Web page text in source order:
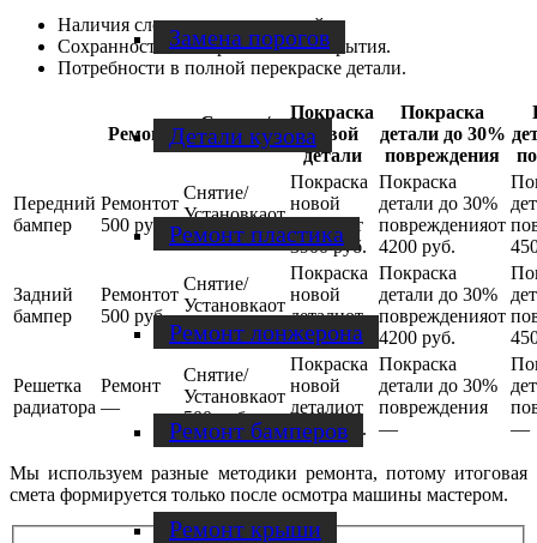
Замена порогов
Детали кузова
Ремонт пластика
Ремонт лонжерона
Ремонт бамперов
Ремонт крыши
Наличия сложных повреждений.
Сохранности лакокрасочного покрытия.
Потребности в полной перекраске детали.
Ремонт
Снятие/
Установка
Покраска
новой
детали
Покраска
детали до 30%
повреждения
Передний
бампер
от
500 руб.
от
1000 руб.
от
3900 руб.
от
4200 руб.
Задний
бампер
от
500 руб.
от
1000 руб.
от
3900 руб.
от
4200 руб.
Решетка
радиатора —
от
500 руб.
от
1000 руб.
— —
Мы используем разные методики ремонта, потому итоговая
смета формируется только после осмотра машины мастером.